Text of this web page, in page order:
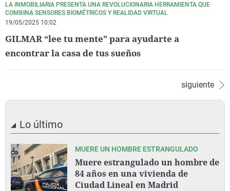
LA INMOBILIARIA PRESENTA UNA REVOLUCIONARIA HERRAMIENTA QUE
COMBINA SENSORES BIOMÉTRICOS Y REALIDAD VIRTUAL
19/05/2025 10:02
GILMAR “lee tu mente” para ayudarte a
encontrar la casa de tus sueños
siguiente
Lo último
MUERE UN HOMBRE ESTRANGULADO
Muere estrangulado un hombre de
84 años en una vivienda de
Ciudad Lineal en Madrid